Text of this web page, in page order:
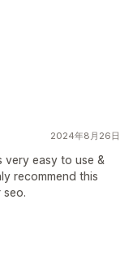
2024年8月26日
very easy to use &
recommend this